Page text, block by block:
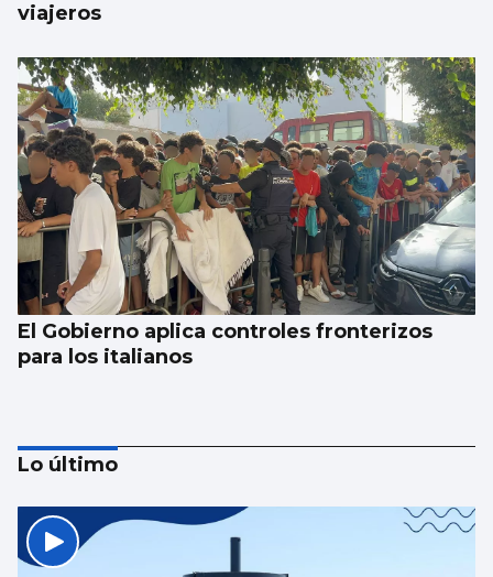
viajeros
El Gobierno aplica controles fronterizos
para los italianos
Lo último